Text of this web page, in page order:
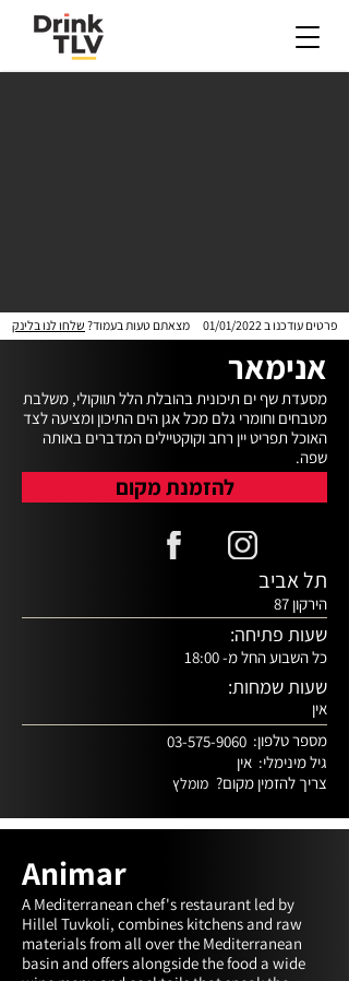
01/01/2022 מצאתם טעות בעמוד? שלחו לנו בלינק פרטים עודכנו ב
אנימאר
שפה.
להזמנת מקום
תל אביב
הירקון 87
שעות פתיחה:
כל השבוע החל מ- 18:00
שעות שמחות:
אין
03-575-9060 מספר טלפון:
אין גיל מינימלי:
מומלץ צריך להזמין מקום?
Animar
A Mediterranean chef's restaurant led by
Hillel Tuvkoli, combines kitchens and raw
materials from all over the Mediterranean
basin and offers alongside the food a wide